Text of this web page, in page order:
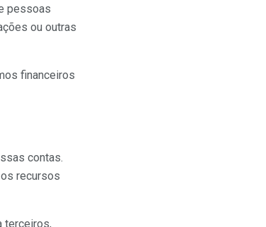
pessoas
ou outras
financeiros
contas.
recursos
terceiros,